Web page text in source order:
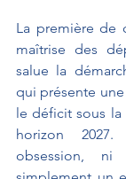
La première de
maîtrise des
salue la
qui présente
le déficit sous la
horizon
obsession,